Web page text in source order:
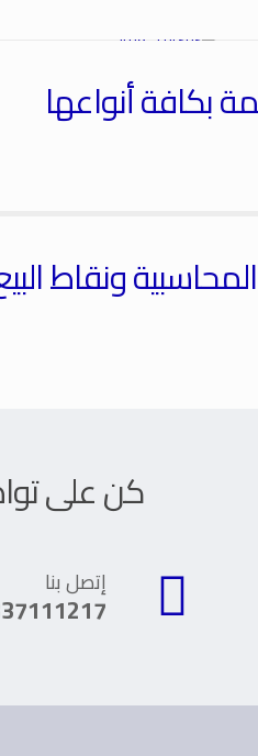
بكافة أنواعها
ونقاط
كن على
إتصل بنا